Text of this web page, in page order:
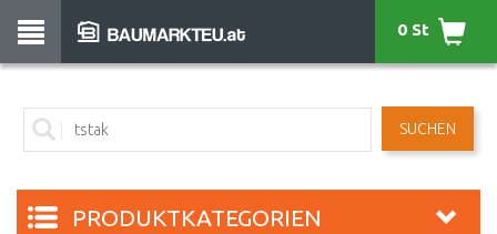
SUCHEN
0 St
PRODUKTKATEGORIEN